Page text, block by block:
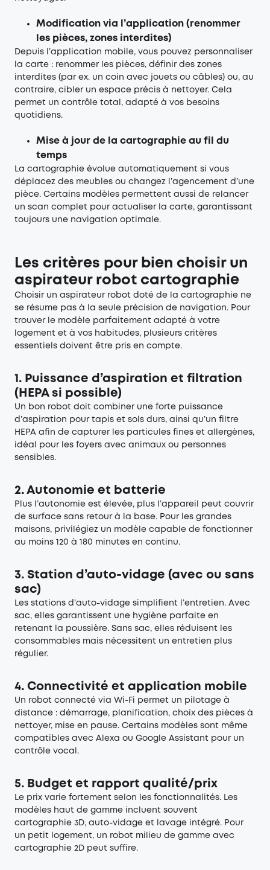
Modification via l’application (renommer
les pièces, zones interdites)
Depuis l’application mobile, vous pouvez personnaliser
la carte : renommer les pièces, définir des zones
interdites (par ex. un coin avec jouets ou câbles) ou, au
contraire, cibler un espace précis à nettoyer. Cela
permet un contrôle total, adapté à vos besoins
quotidiens.
Mise à jour de la cartographie au fil du
temps
La cartographie évolue automatiquement si vous
déplacez des meubles ou changez l’agencement d’une
pièce. Certains modèles permettent aussi de relancer
un scan complet pour actualiser la carte, garantissant
toujours une navigation optimale.
Les critères pour bien choisir un
aspirateur robot cartographie
Choisir un aspirateur robot doté de la cartographie ne
se résume pas à la seule précision de navigation. Pour
trouver le modèle parfaitement adapté à votre
logement et à vos habitudes, plusieurs critères
essentiels doivent être pris en compte.
1. Puissance d’aspiration et filtration
(HEPA si possible)
Un bon robot doit combiner une forte puissance
d’aspiration pour tapis et sols durs, ainsi qu’un filtre
HEPA afin de capturer les particules fines et allergènes,
idéal pour les foyers avec animaux ou personnes
sensibles.
2. Autonomie et batterie
Plus l’autonomie est élevée, plus l’appareil peut couvrir
de surface sans retour à la base. Pour les grandes
maisons, privilégiez un modèle capable de fonctionner
au moins 120 à 180 minutes en continu.
3. Station d’auto-vidage (avec ou sans
sac)
Les stations d’auto-vidage simplifient l’entretien. Avec
sac, elles garantissent une hygiène parfaite en
retenant la poussière. Sans sac, elles réduisent les
consommables mais nécessitent un entretien plus
régulier.
4. Connectivité et application mobile
Un robot connecté via Wi-Fi permet un pilotage à
distance : démarrage, planification, choix des pièces à
nettoyer, mise en pause. Certains modèles sont même
compatibles avec Alexa ou Google Assistant pour un
contrôle vocal.
5. Budget et rapport qualité/prix
Le prix varie fortement selon les fonctionnalités. Les
modèles haut de gamme incluent souvent
cartographie 3D, auto-vidage et lavage intégré. Pour
un petit logement, un robot milieu de gamme avec
cartographie 2D peut suffire.